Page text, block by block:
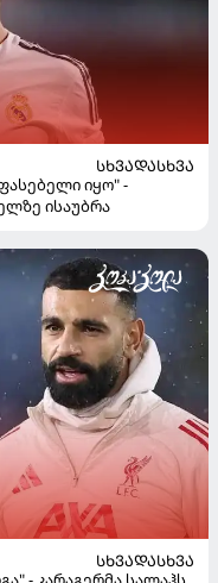
ᲡᲮᲕᲐᲓᲐᲡᲮᲕᲐ
იყო" -
ისაუბრა
ᲡᲮᲕᲐᲓᲐᲡᲮᲕᲐ